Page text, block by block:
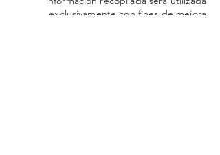
exclusivamente con fines de mejora